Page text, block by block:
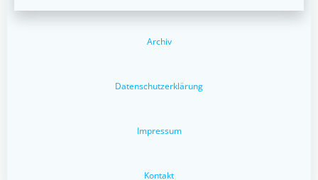
Archiv
Datenschutzerklärung
Impressum
Kontakt